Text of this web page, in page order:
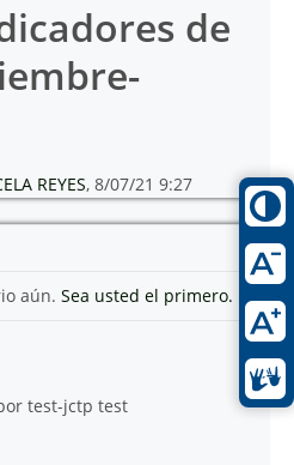
de
REYES, 8/07/21 9:27
aún. Sea usted el primero.
test-jctp test